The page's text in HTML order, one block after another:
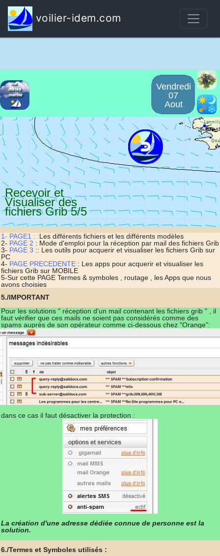
voilier-idem.com
Vendredi
07
Aout
Recevoir et
Visualiser des
fichiers Grib 5/5
1- PAGE1 : :Les différents fichiers et les différents modèles
2- PAGE 2 : Mode d'emploi pour la réception par mail des fichiers Grib
3- PAGE 3 :: Les outils pour acquerir et visualiser les fichiers Grib sur
PC
4- PAGE PRECEDENTE : Les apps pour acquerir et visualiser les
fichiers Grib sur MOBILE
5-Sur cette PAGE Termes & symboles , routage , les Apps que nous
avons choisies
5./IMPORTANT
Pour les solutions " réception d'un mail contenant les fichiers grib " , il
faut vérifier que ces mails ne soient pas considérés comme des
spams auprès de son opérateur comme ci-dessous chez "Orange":
dans ce cas il faut désactiver la protection :
La création d'une adresse dédiée connue de personne est la
solution.
6./Termes et Symboles utilisés :